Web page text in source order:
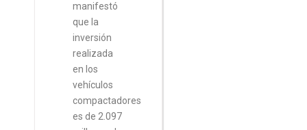
manifestó
que la
inversión
realizada
en los
vehículos
compactadores
es de 2.097